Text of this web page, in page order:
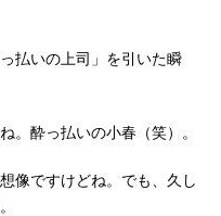
払いの上司」を引いた瞬
。酔っ払いの小春（笑）。
像ですけどね。でも、久し